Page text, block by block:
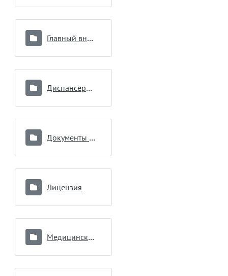
Главный внештатный специалист
Диспансеризация
Документы подразделений
Лицензия
Медицинские работники